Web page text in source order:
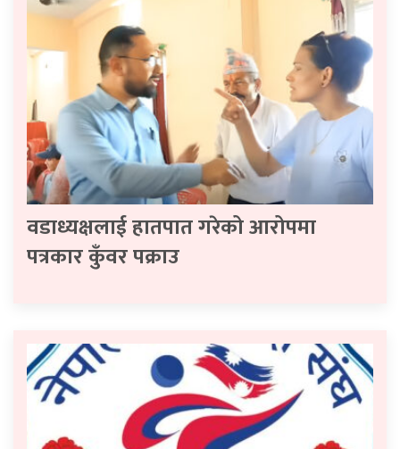
वडाध्यक्षलाई हातपात गरेको आरोपमा
पत्रकार कुँवर पक्राउ